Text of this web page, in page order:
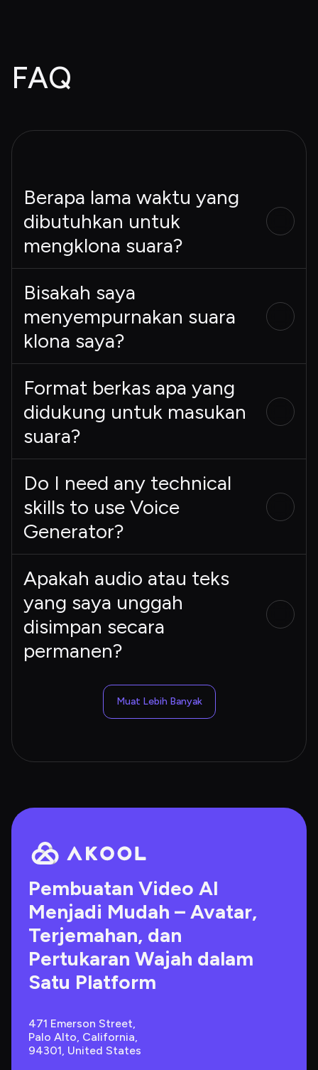
FAQ
Berapa lama waktu yang
dibutuhkan untuk
mengklona suara?
Bisakah saya
menyempurnakan suara
klona saya?
Format berkas apa yang
didukung untuk masukan
suara?
Do I need any technical
skills to use Voice
Generator?
Apakah audio atau teks
yang saya unggah
disimpan secara
permanen?
Muat Lebih Banyak
Pembuatan Video AI
Menjadi Mudah – Avatar,
Terjemahan, dan
Pertukaran Wajah dalam
Satu Platform
471 Emerson Street,
Palo Alto, California,
94301, United States